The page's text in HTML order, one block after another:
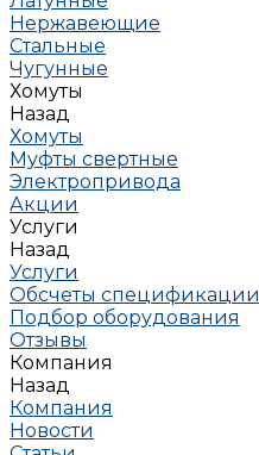
Нержавеющие
Стальные
Чугунные
Хомуты
Назад
Хомуты
Муфты свертные
Электропривода
Акции
Услуги
Назад
Услуги
Обсчеты спецификации
Подбор оборудования
Отзывы
Компания
Назад
Компания
Новости